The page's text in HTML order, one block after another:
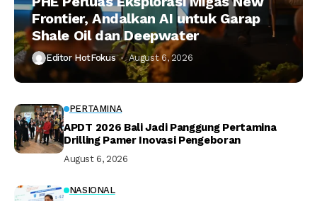
Frontier, Andalkan AI untuk Garap
Shale Oil dan Deepwater
Editor HotFokus August 6, 2026
PERTAMINA
APDT 2026 Bali Jadi Panggung Pertamina
Drilling Pamer Inovasi Pengeboran
August 6, 2026
NASIONAL